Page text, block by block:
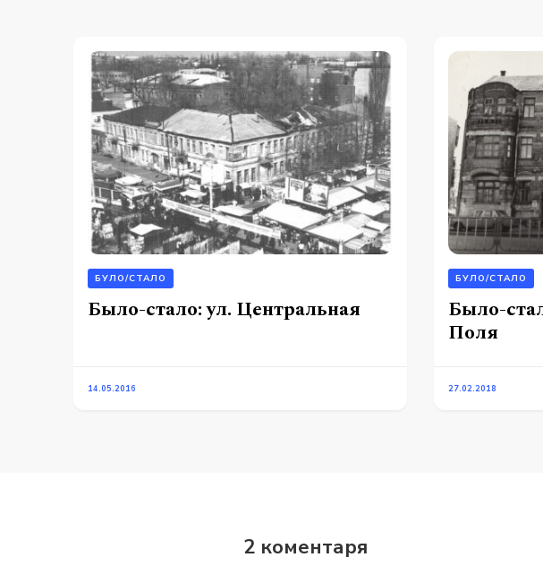
БУЛО/СТАЛО
Было-стало: ул. Центральная
14.05.2016
БУЛО/СТАЛО
Было-
Поля
27.02.2018
2 коментаря